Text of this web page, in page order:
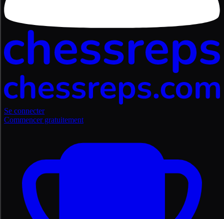
Se connecter
Commencer gratuitement